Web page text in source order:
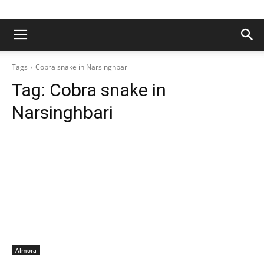
Tags Cobra snake in Narsinghbari
Tag: Cobra snake in
Narsinghbari
Almora